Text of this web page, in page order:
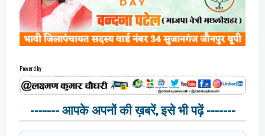
Powerd by
------- आपके अपनों की ख़बरें, इसे भी पढ़ें -------